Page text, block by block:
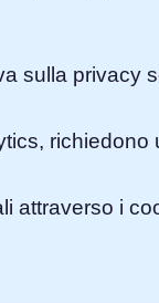
sulla privacy
richiedono
attraverso i